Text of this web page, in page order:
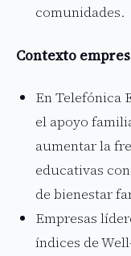
comunidades.
Contexto
En Telefónica
el apoyo
aumentar la
educativas
de bienestar
Empresas
índices de